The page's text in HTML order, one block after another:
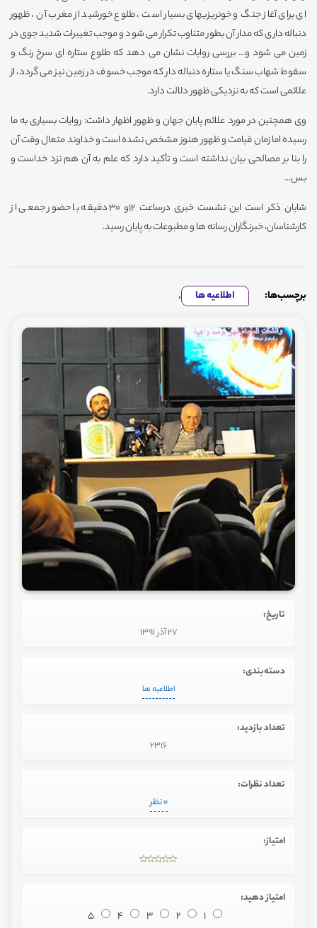
ای برای آغاز جنگ و خونریزیهای بسیار است ، طلوع خورشید از مغرب آن ، ظهور
دنباله داری كه مدار آن بطور متناوب تكرار می شود و موجب تغییرات شدید جوی در
زمین می شود و... بررسی روایات نشان می دهد كه طلوع ستاره ای سرخ رنگ و
سقوط شهاب سنگ یا ستاره دنباله دار كه موجب خسوف در زمین نیز می گردد، از
علائمی است كه به نزدیكی ظهور دلالت دارد.
وی همچنین در مورد علائم پایان جهان و ظهور اظهار داشت: روایات بسیاری به ما
رسیده اما زمان قیامت و ظهور هنوز مشخص نشده است و خداوند متعال وقت آن
را بنا بر مصالحی بیان نداشته است و تأکید دارد که علم به آن هم نزد خداست و
بس...
شایان ذکر است این نشست خبری درساعت 12و 30 دقیقه با حضور جمعی از
کارشناسان، خبرنگاران رسانه ها و مطبوعات به پایان رسید.
برچسب‌ها: اطلاعیه ها ,
تاریخ:
27 آذر 1391
دسته‌بندی:
اطلاعیه ها
تعداد بازدید:
2316
تعداد نظرات:
0 نظر
امتیاز:
امتیاز دهید:
1
2
3
4
5